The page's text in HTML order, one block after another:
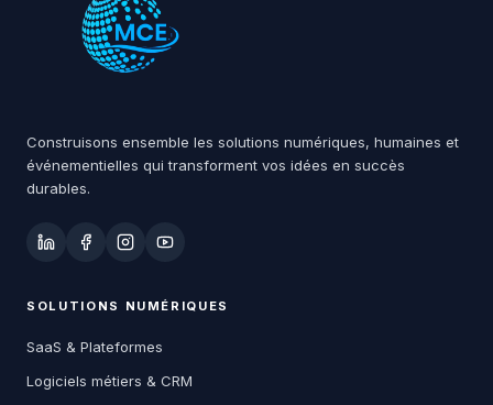
Construisons ensemble les solutions numériques, humaines et
événementielles qui transforment vos idées en succès
durables.
SOLUTIONS NUMÉRIQUES
SaaS & Plateformes
Logiciels métiers & CRM